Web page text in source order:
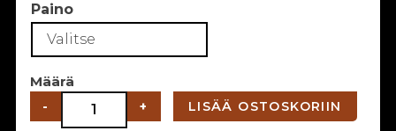
Paino
-
WEEK
+ LISÄÄ OSTOSKORIIN